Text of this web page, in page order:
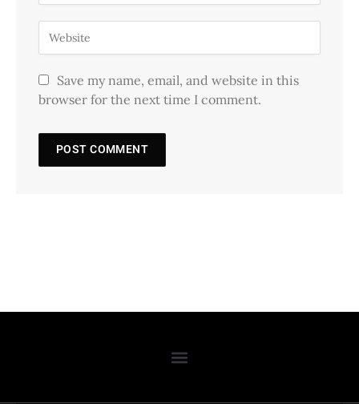
Save my name, email, and website in this
browser for the next time I comment.